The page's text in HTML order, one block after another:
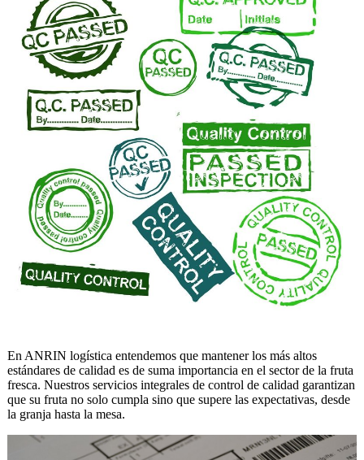
En ANRIN logística entendemos que mantener los más altos
estándares de calidad es de suma importancia en el sector de la fruta
fresca. Nuestros servicios integrales de control de calidad garantizan
que su fruta no solo cumpla sino que supere las expectativas, desde
la granja hasta la mesa.